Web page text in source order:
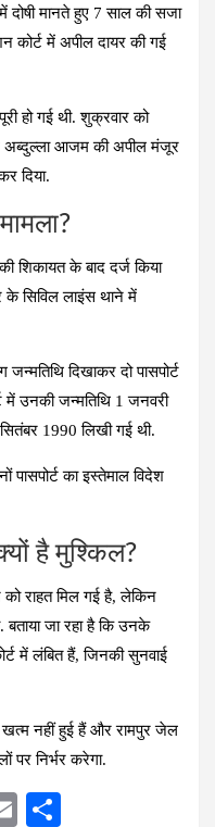
दोषी मानते हुए 7 साल की सजा
में अपील दायर की गई
हो गई थी. शुक्रवार को
आजम की अपील मंजूर
दिया.
शिकायत के बाद दर्ज किया
के सिविल लाइंस थाने में
दिखाकर दो पासपोर्ट
में उनकी जन्मतिथि 1 जनवरी
1990 लिखी गई थी.
पासपोर्ट का इस्तेमाल विदेश
है मुश्किल?
राहत मिल गई है, लेकिन
बताया जा रहा है कि उनके
में लंबित हैं, जिनकी सुनवाई
नहीं हुई हैं और रामपुर जेल
पर निर्भर करेगा.
E